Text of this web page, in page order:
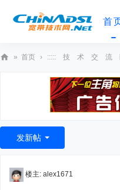
首
术
» 首页 › ::::: 技 术 交 流
发新帖
楼主: alex1671